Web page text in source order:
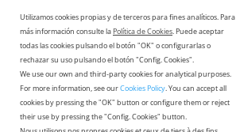
Política de privacidad
FAQ
Utilizamos cookies propias y de terceros para fines analíticos. Para
más información consulte laPolítica de Cookies. Puede aceptar
todas las cookies pulsando el botón "OK" o configurarlas o
rechazar su uso pulsando el botón "Config. Cookies".
We use our own and third-party cookies for analytical purposes.
For more information, see ourCookies Policy. You can accept all
cookies by pressing the "OK" button or configure them or reject
their use by pressing the "Config. Cookies" button.